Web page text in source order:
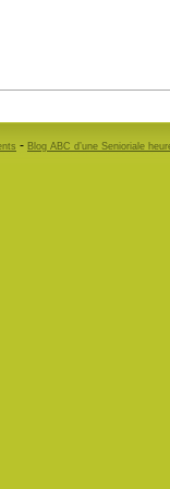
- Blog ABC d’une Senioriale